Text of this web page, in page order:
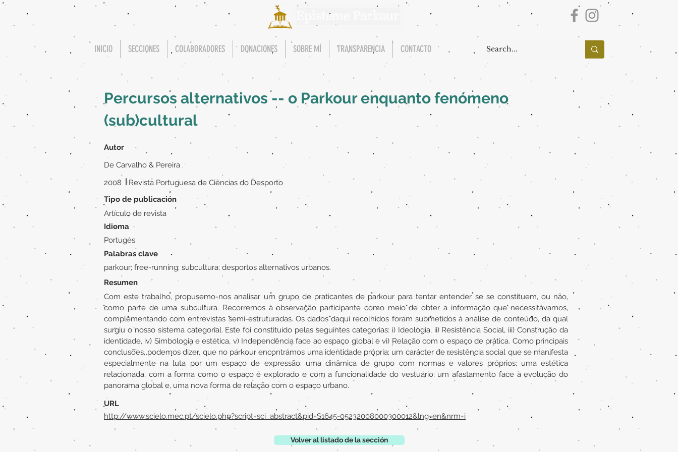
INICIO SECCIONES COLABORADORES DONACIONES SOBRE MÍ TRANSPARENCIA CONTACTO
Percursos alternativos -- o Parkour enquanto fenómeno
(sub)cultural
Autor
De Carvalho & Pereira
2008 | Revista Portuguesa de Ciências do Desporto
Tipo de publicación
Artículo de revista
Idioma
Portugés
Palabras clave
parkour; free-running; subcultura; desportos alternativos urbanos.
Resumen
Com este trabalho, propusemo-nos analisar um grupo de praticantes de parkour para tentar entender se se constituem, ou não,
como parte de uma subcultura. Recorremos à observação participante como meio de obter a informação que necessitávamos,
complementando com entrevistas semi-estruturadas. Os dados daqui recolhidos foram submetidos à análise de conteúdo, da qual
surgiu o nosso sistema categorial. Este foi constituído pelas seguintes categorias: i) Ideologia, ii) Resistência Social, iii) Construção da
identidade, iv) Simbologia e estética, v) Independência face ao espaço global e vi) Relação com o espaço de prática. Como principais
conclusões, podemos dizer, que no parkour encontrámos uma identidade própria; um carácter de resistência social que se manifesta
especialmente na luta por um espaço de expressão; uma dinâmica de grupo com normas e valores próprios; uma estética
relacionada, com a forma como o espaço é explorado e com a funcionalidade do vestuário; um afastamento face à evolução do
panorama global e, uma nova forma de relação com o espaço urbano.
URL
http://www.scielo.mec.pt/scielo.php?script=sci_abstract&pid=S1645-05232008000300012&lng=en&nrm=i
Volver al listado de la sección